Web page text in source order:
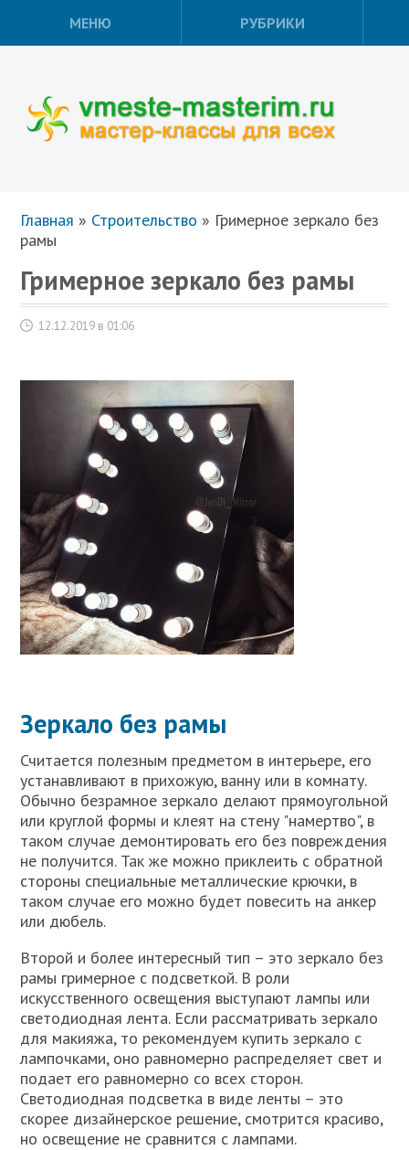
МЕНЮ РУБРИКИ
Главная » Строительство » Гримерное зеркало без
рамы
Гримерное зеркало без рамы
12.12.2019 в 01:06
Зеркало без рамы
Считается полезным предметом в интерьере, его
устанавливают в прихожую, ванну или в комнату.
Обычно безрамное зеркало делают прямоугольной
или круглой формы и клеят на стену "намертво", в
таком случае демонтировать его без повреждения
не получится. Так же можно приклеить с обратной
стороны специальные металлические крючки, в
таком случае его можно будет повесить на анкер
или дюбель.
Второй и более интересный тип – это зеркало без
рамы гримерное с подсветкой. В роли
искусственного освещения выступают лампы или
светодиодная лента. Если рассматривать зеркало
для макияжа, то рекомендуем купить зеркало с
лампочками, оно равномерно распределяет свет и
подает его равномерно со всех сторон.
Светодиодная подсветка в виде ленты – это
скорее дизайнерское решение, смотрится красиво,
но освещение не сравнится с лампами.